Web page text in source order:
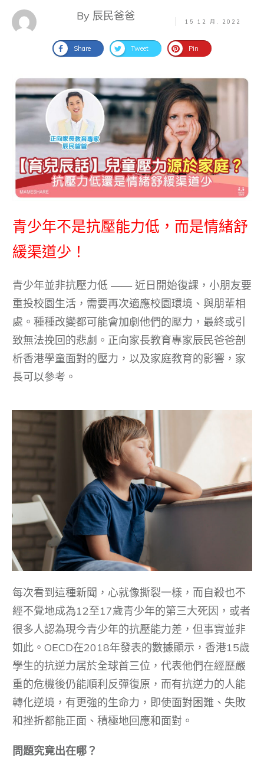
By 辰民爸爸 15 12 月, 2022
Share Tweet Pin
青少年不是抗壓能力低，而是情緒舒
緩渠道少！
青少年並非抗壓力低 —— 近日開始復課，小朋友要
重投校園生活，需要再次適應校園環境、與朋輩相
處。種種改變都可能會加劇他們的壓力，最終或引
致無法挽回的悲劇。正向家長教育專家辰民爸爸剖
析香港學童面對的壓力，以及家庭教育的影響，家
長可以參考。
每次看到這種新聞，心就像撕裂一樣，而自殺也不
經不覺地成為12至17歲青少年的第三大死因，或者
很多人認為現今青少年的抗壓能力差，但事實並非
如此。OECD在2018年發表的數據顯示，香港15歲
學生的抗逆力居於全球首三位，代表他們在經歷嚴
重的危機後仍能順利反彈復原，而有抗逆力的人能
轉化逆境，有更強的生命力，即使面對困難、失敗
和挫折都能正面、積極地回應和面對。
問題究竟出在哪？